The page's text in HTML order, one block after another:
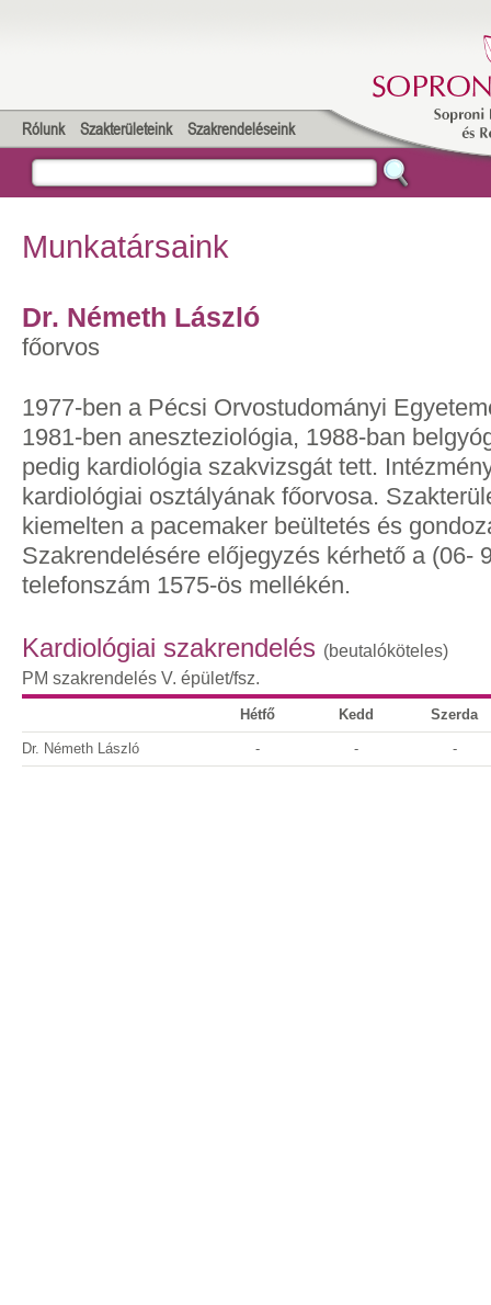
Rólunk Szakterületeink Szakrendeléseink
Munkatársaink
Dr. Németh László
főorvos
1977-ben a Pécsi Orvostudományi
1981-ben aneszteziológia, 1988-ban
pedig kardiológia szakvizsgát tett.
kardiológiai osztályának főorvosa.
kiemelten a pacemaker beültetés és
Szakrendelésére előjegyzés kérhető a (06-
telefonszám 1575-ös mellékén.
Kardiológiai szakrendelés (beutalóköteles)
PM szakrendelés V. épület/fsz.
Hétfő Kedd Szerda
Dr. Németh László - - -